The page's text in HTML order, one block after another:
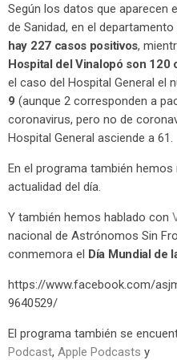
Según los datos que aparecen
de Sanidad, en el
hay 227 casos positivos,
Hospital del Vinalopó son
el caso del Hospital General el
9 (aunque 2 corresponden a
coronavirus, pero no de
Hospital General asciende a 61.
En el programa también
actualidad del día.
Y también hemos hablado con
nacional de Astrónomos Sin
conmemora el Día Mundial de
https://www.facebook.com/
9640529/
El programa también se
Podcast, Apple Podcasts y